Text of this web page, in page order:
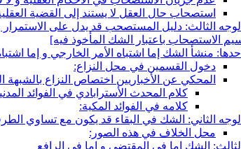
استصحاب حال العقل لا يستند إلى القضية
الوجه الثالث: دليل المستصحب قد يدل على الاستمرار
أحدها: منشأ الشك إما اشتباه الأمر الخارجي و إما
دخول القسمين في محل النزاع:
المحكي عن الأخباريين اختصاص النزاع بالشبهة
كلام المحدث الأسترابادي في الفوائد
كلامه في الفوائد المكية:
الوجه الثاني: الشك في البقاء قد يكون مع تساوي
محل الخلاف في هذه الصور:
الثالث: الشك إما في المقتضي و إما في الرافع